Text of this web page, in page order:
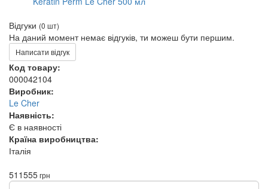
Відгуки (0 шт)
На даний момент немає відгуків, ти можеш бути першим.
Написати відгук
Код товару:
000042104
Виробник:
Le Cher
Наявність:
Є в наявності
Країна виробництва:
Італія
511555грн